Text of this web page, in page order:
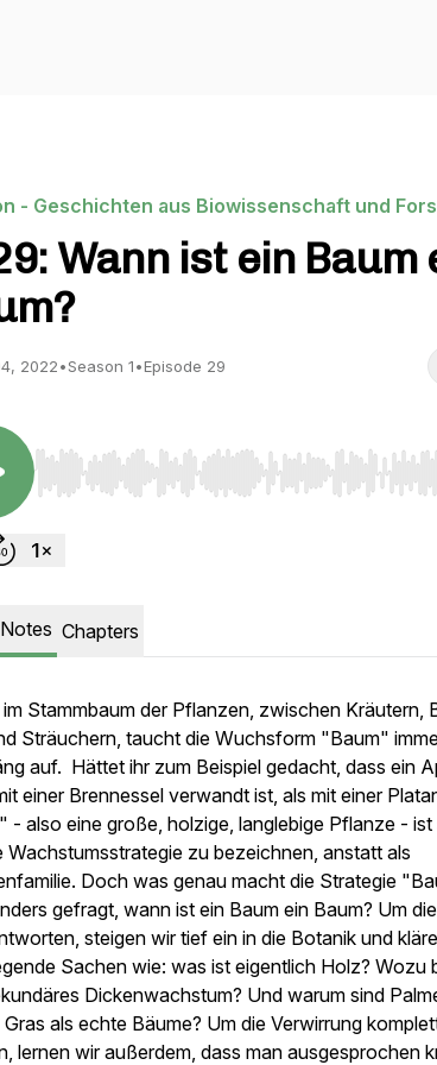
- Geschichten aus Biowissenschaft und
Wann ist ein Baum
2022•Season 1•Episode 29
Use Left/Right to seek, Home/End to jump to
Chapters
im Stammbaum der Pflanzen, zwischen Kräutern,
Sträuchern, taucht die Wuchsform "Baum"
auf. Hättet ihr zum Beispiel gedacht, dass ein
einer Brennessel verwandt ist, als mit einer
- also eine große, holzige, langlebige Pflanze - ist
Wachstumsstrategie zu bezeichnen, anstatt als
Doch was genau macht die Strategie
gefragt, wann ist ein Baum ein Baum? Um
steigen wir tief ein in die Botanik und
Sachen wie: was ist eigentlich Holz? Wozu
Dickenwachstum? Und warum sind
als echte Bäume? Um die Verwirrung
lernen wir außerdem, dass man ausgesprochen